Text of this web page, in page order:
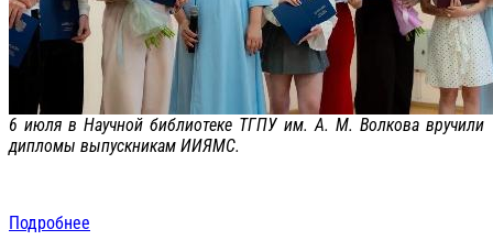
6 июля в Научной библиотеке ТГПУ им. А. М. Волкова вручили
дипломы выпускникам ИИЯМС.
Подробнее